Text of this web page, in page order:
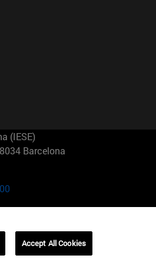
(IESE)
Barcelona
Brasil
Accept All Cookies